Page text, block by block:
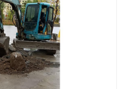
排水管道漏水
管道疏通